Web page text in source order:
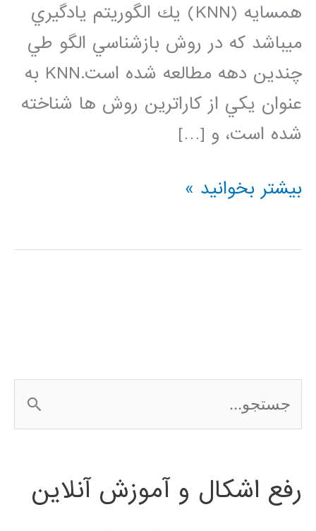
همسايه (KNN) يك الگوريتم يادگيري
ميباشد كه در روش بازشناسي الگو طي
چندين دهه مطالعه شده است.KNN به
عنوان يكي از كاراترين روش ها شناخته
شده است، و […]
دسته
کننده
Neighbor)
در
بیشتر بخوانید »
س
ج
رفع اشکال و آموزش آنلاین